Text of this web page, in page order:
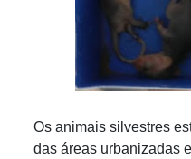
Os animais silvestres
das áreas urbanizadas